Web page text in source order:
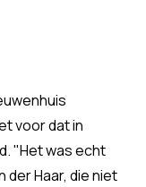
voor dat in
"Het was echt
der Haar, die niet